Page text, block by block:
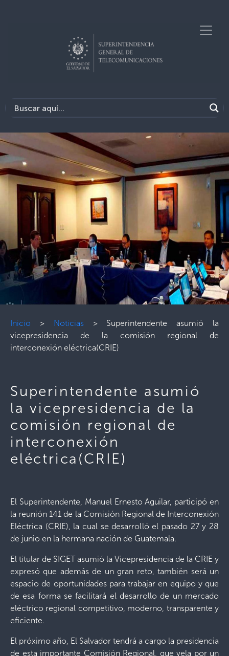
Inicio > Noticias> Superintendente asumió la
vicepresidencia de la comisión regional de
interconexión eléctrica(CRIE)
Superintendente asumió
la vicepresidencia de la
comisión regional de
interconexión
eléctrica(CRIE)
El Superintendente, Manuel Ernesto Aguilar, participó en
la reunión 141 de la Comisión Regional de Interconexión
Eléctrica (CRIE), la cual se desarrolló el pasado 27 y 28
de junio en la hermana nación de Guatemala.
El titular de SIGET asumió la Vicepresidencia de la CRIE y
expresó que además de un gran reto, también será un
espacio de oportunidades para trabajar en equipo y que
de esa forma se facilitará el desarrollo de un mercado
eléctrico regional competitivo, moderno, transparente y
eficiente.
El próximo año, El Salvador tendrá a cargo la presidencia
de esta importante Comisión Regional, que vela por un